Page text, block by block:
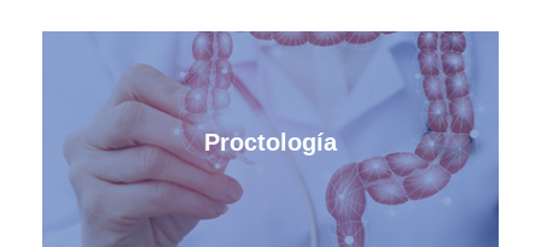
Proctología